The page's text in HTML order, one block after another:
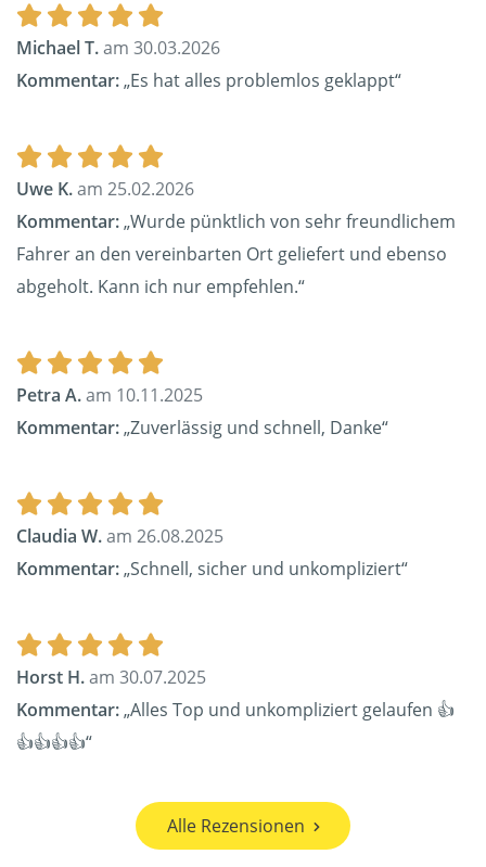
Michael T.am 30.03.2026
Kommentar:„Es hat alles problemlos geklappt“
Uwe K.am 25.02.2026
Kommentar:„Wurde pünktlich von sehr freundlichem
Fahrer an den vereinbarten Ort geliefert und ebenso
abgeholt. Kann ich nur empfehlen.“
Petra A.am 10.11.2025
Kommentar:„Zuverlässig und schnell, Danke“
Claudia W.am 26.08.2025
Kommentar:„Schnell, sicher und unkompliziert“
Horst H.am 30.07.2025
Kommentar:„Alles Top und unkompliziert gelaufen 👍
👍👍👍👍“
Alle Rezensionen